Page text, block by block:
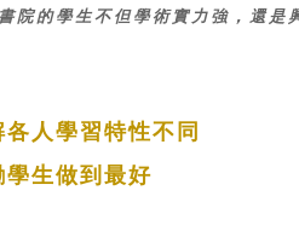
院的學生不但學術實力強，還是
各人學習特性不同
學生做到最好